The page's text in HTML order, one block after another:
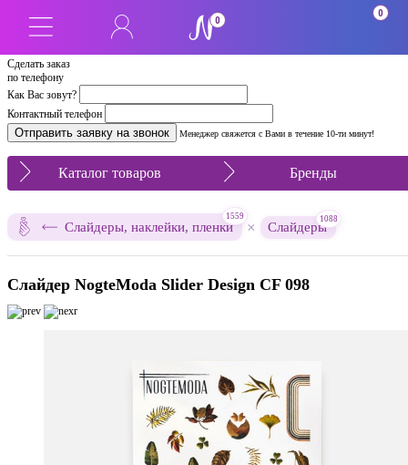
Сделать заказ
по телефону
Как Вас зовут?
Контактный телефон
Менеджер свяжется с Вами в течение 10-ти минут!
0
0
Каталог товаров Бренды
Слайдеры, наклейки, пленки
1559
× Слайдеры
1088
Слайдер NogteModa Slider Design CF 098